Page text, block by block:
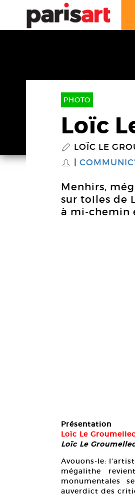
PHOTO
Loïc
P LOÏC LE
S
Menhirs,
sur toiles de
à mi-chemin
Présentation
Loïc Le Groumellec
Loïc Le
Avouons-le:
mégalithe
monumentales
auverdict des